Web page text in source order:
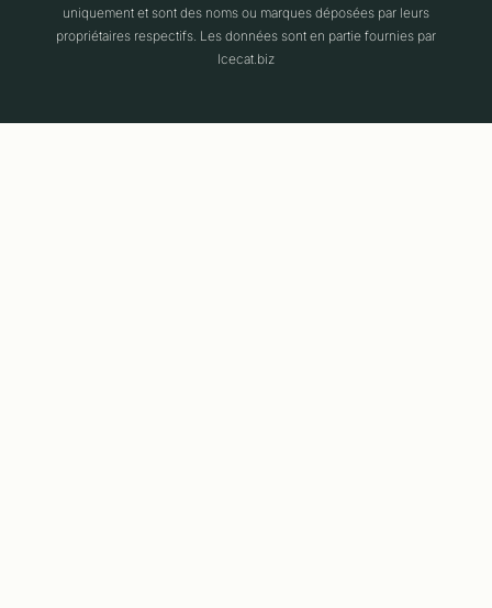
uniquement et sont des noms ou marques déposées par leurs
propriétaires respectifs. Les données sont en partie fournies par
Icecat.biz